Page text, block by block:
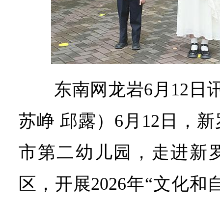
东南网龙岩6月12日
苏峥 邱露）6月12日，
市第二幼儿园，走进新
区，开展2026年“文化和